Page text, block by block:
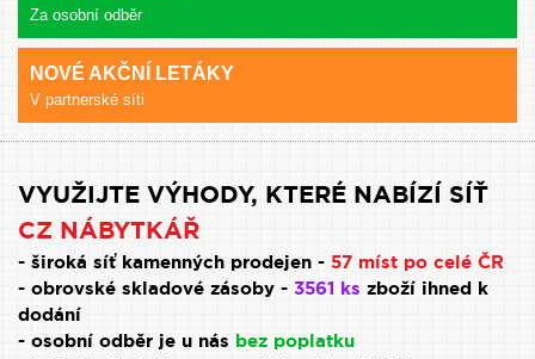
Za osobní odběr
NOVÉ AKČNÍ LETÁKY
V partnerské síti
VYUŽIJTE VÝHODY, KTERÉ NABÍZÍ SÍŤ
CZ NÁBYTKÁŘ
- široká síť kamenných prodejen - 57 míst po celé ČR
- obrovské skladové zásoby - 3561 ks zboží ihned k
dodání
- osobní odběr je u nás bez poplatku